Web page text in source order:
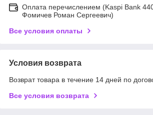
Оплата перечислением (Kaspi Bank
Фомичев Роман Сергеевич)
Все условия оплаты
Условия возврата
Возврат товара в течение 14 дней по
Все условия возврата